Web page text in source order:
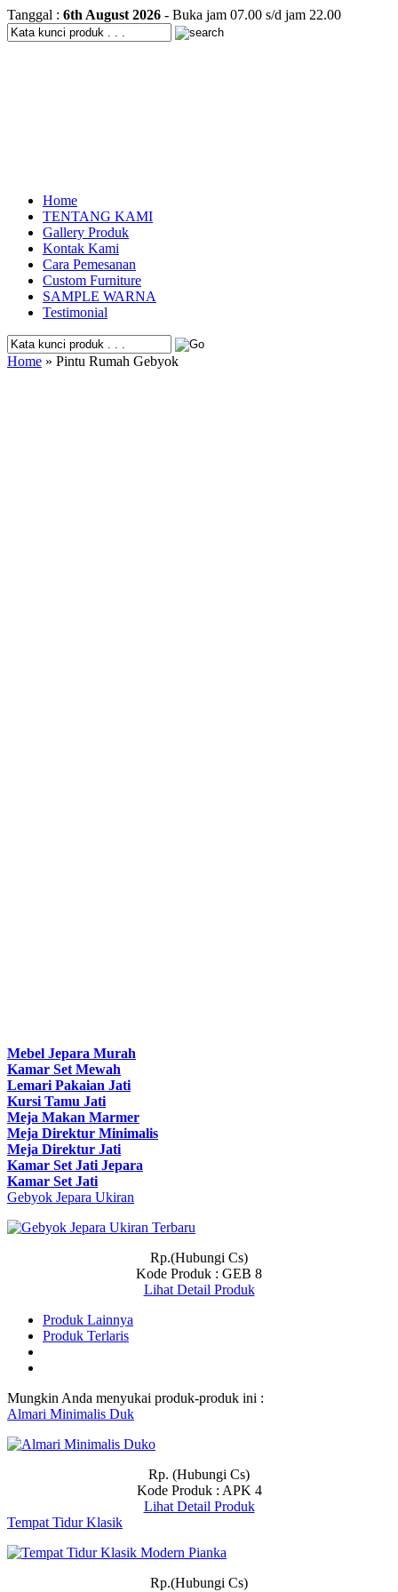
Tanggal : 6th August 2026 - Buka jam 07.00 s/d jam 22.00
Home
TENTANG KAMI
Gallery Produk
Kontak Kami
Cara Pemesanan
Custom Furniture
SAMPLE WARNA
Testimonial
Home » Pintu Rumah Gebyok
Mebel Jepara Murah
Kamar Set Mewah
Lemari Pakaian Jati
Kursi Tamu Jati
Meja Makan Marmer
Meja Direktur Minimalis
Meja Direktur Jati
Kamar Set Jati Jepara
Kamar Set Jati
Gebyok Jepara Ukiran
Rp.(Hubungi Cs)
Kode Produk : GEB 8
Lihat Detail Produk
Produk Lainnya
Produk Terlaris
Mungkin Anda menyukai produk-produk ini :
Almari Minimalis Duk
Rp. (Hubungi Cs)
Kode Produk : APK 4
Lihat Detail Produk
Tempat Tidur Klasik
Rp.(Hubungi Cs)